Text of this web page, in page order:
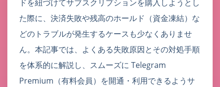
ドを紐づけてサブスクリプションを購入しようとし
た際に、決済失敗や残高のホールド（資金凍結）な
どのトラブルが発生するケースも少なくありませ
ん。本記事では、よくある失敗原因とその対処手順
を体系的に解説し、スムーズに Telegram
Premium（有料会員）を開通・利用できるようサ